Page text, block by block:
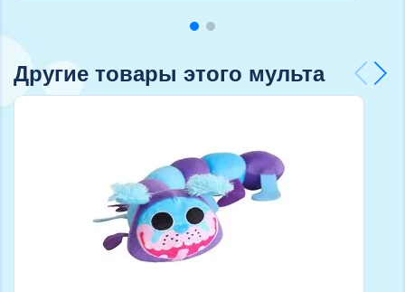
Другие товары этого мульта